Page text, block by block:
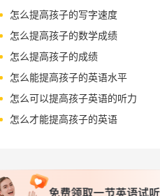
怎么提高孩子的写字速度
怎么提高孩子的数学成绩
怎么提高孩子的成绩
怎么能提高孩子的英语水平
怎么可以提高孩子英语的听力
怎么才能提高孩子的英语